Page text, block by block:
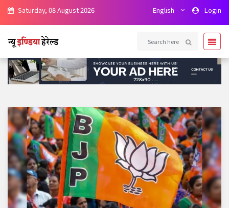
Saturday, 08 August 2026 English Login